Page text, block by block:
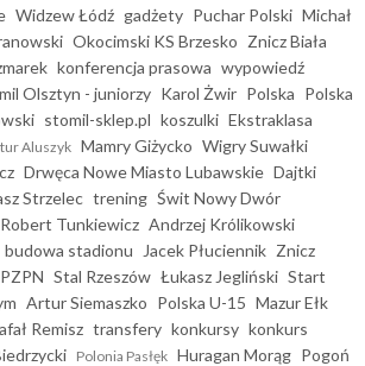
Widzew Łódź gadżety Puchar Polski Michał
Okocimski KS Brzesko Znicz Biała
konferencja prasowa wypowiedź
Olsztyn - juniorzy Karol Żwir Polska Polska
stomil-sklep.pl koszulki Ekstraklasa
Aluszyk Mamry Giżycko Wigry Suwałki
Drwęca Nowe Miasto Lubawskie Dajtki
Strzelec trening Świt Nowy Dwór
Robert Tunkiewicz Andrzej Królikowski
budowa stadionu Jacek Płuciennik Znicz
PZPN Stal Rzeszów Łukasz Jegliński Start
Artur Siemaszko Polska U-15 Mazur Ełk
Remisz transfery konkursy konkurs
Polonia Pasłęk Huragan Morąg Pogoń